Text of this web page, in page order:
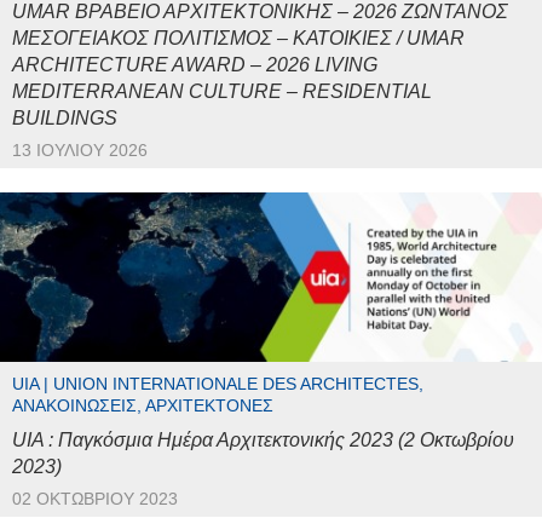
UMAR ΒΡΑΒΕΙΟ ΑΡΧΙΤΕΚΤΟΝΙΚΗΣ – 2026 ΖΩΝΤΑΝΟΣ
ΜΕΣΟΓΕΙΑΚΟΣ ΠΟΛΙΤΙΣΜΟΣ – ΚΑΤΟΙΚΙΕΣ / UMAR
ARCHITECTURE AWARD – 2026 LIVING
MEDITERRANEAN CULTURE – RESIDENTIAL
BUILDINGS
13 ΙΟΥΛΊΟΥ 2026
UIA | UNION INTERNATIONALE DES ARCHITECTES,
ΑΝΑΚΟΙΝΏΣΕΙΣ, ΑΡΧΙΤΈΚΤΟΝΕΣ
UIA : Παγκόσμια Ημέρα Αρχιτεκτονικής 2023 (2 Οκτωβρίου
2023)
02 ΟΚΤΩΒΡΊΟΥ 2023